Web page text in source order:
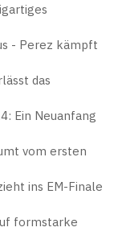
- Perez kämpft
das
Ein Neuanfang
vom ersten
ins EM-Finale
formstarke